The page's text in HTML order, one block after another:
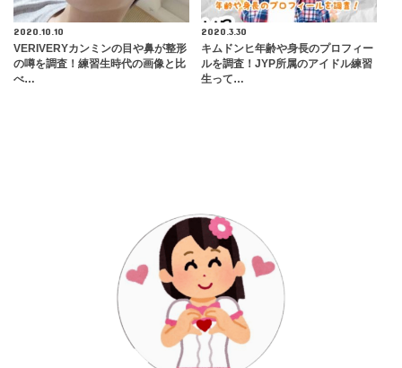
2020.10.10
VERIVERYカンミンの目や鼻が整形
の噂を調査！練習生時代の画像と比
べ…
2020.3.30
キムドンヒ年齢や身長のプロフィー
ルを調査！JYP所属のアイドル練習
生って…